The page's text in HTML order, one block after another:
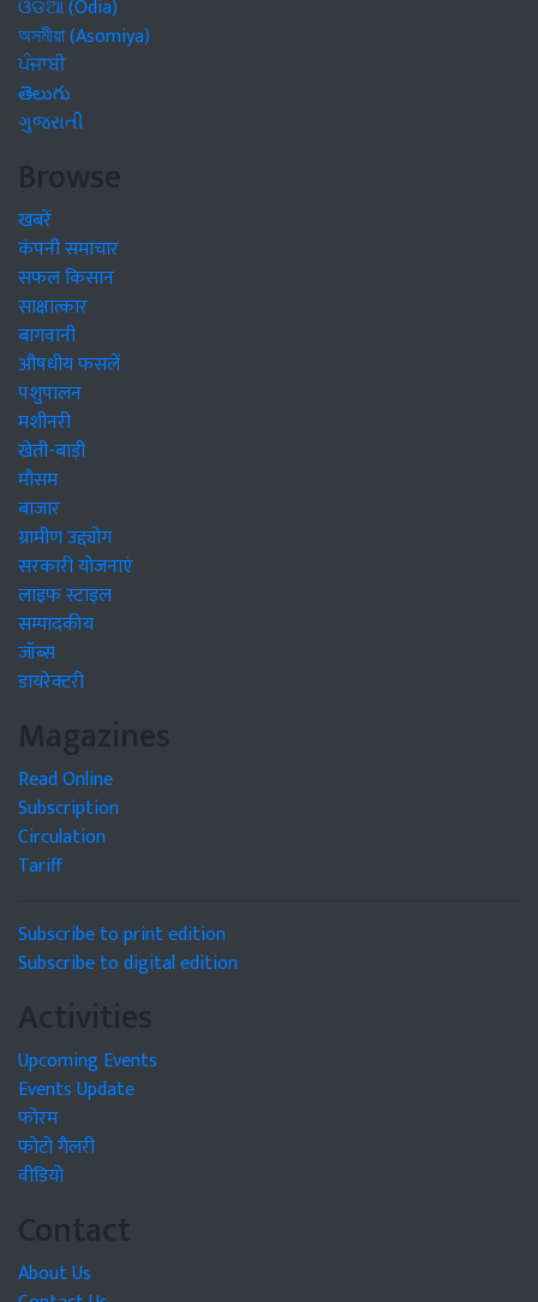
ଓଡିଆ (Odia)
অসমীয়া (Asomiya)
ਪੰਜਾਬੀ
తెలుగు
ગુજરાતી
Browse
खबरें
कंपनी समाचार
सफल किसान
साक्षात्कार
बागवानी
औषधीय फसलें
पशुपालन
मशीनरी
खेती-बाड़ी
मौसम
बाजार
ग्रामीण उद्द्योग
सरकारी योजनाएं
लाइफ स्टाइल
सम्पादकीय
जॉब्स
डायरेक्टरी
Magazines
Read Online
Subscription
Circulation
Tariff
Subscribe to print edition
Subscribe to digital edition
Activities
Upcoming Events
Events Update
फोरम
फोटो गैलरी
वीडियो
Contact
About Us